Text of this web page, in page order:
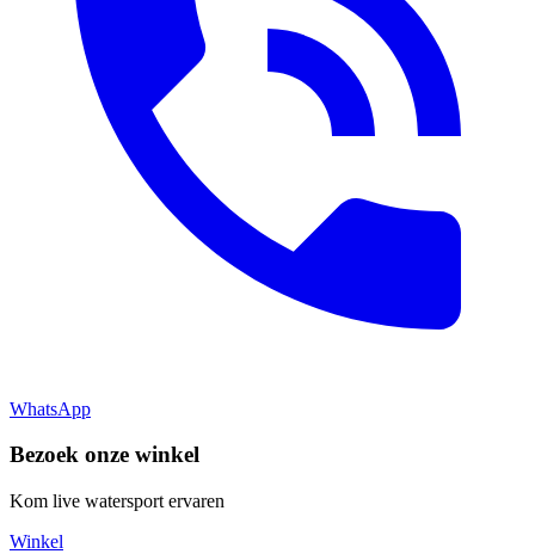
WhatsApp
Bezoek onze winkel
Kom live watersport ervaren
Winkel